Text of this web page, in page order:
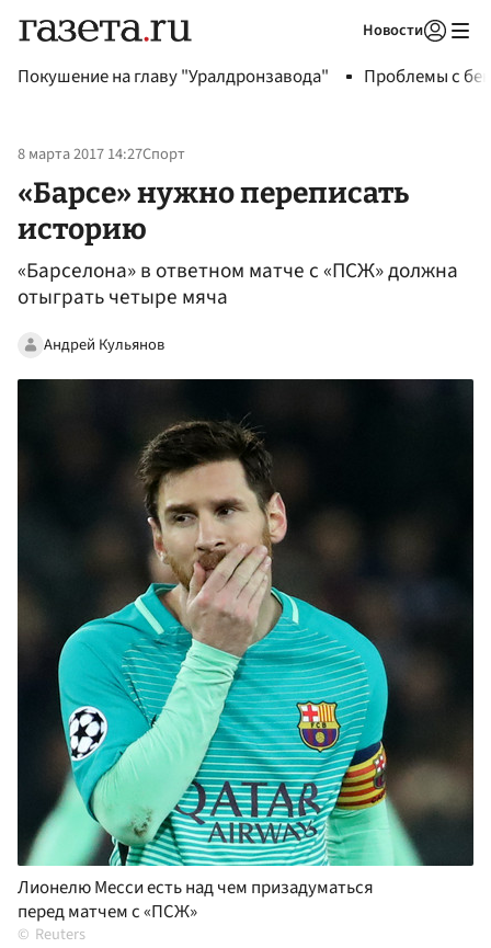
Новости
Покушение на главу "Уралдронзавода" Проблемы с
8 марта 2017 14:27Спорт
«Барсе» нужно переписать
историю
«Барселона» в ответном матче с «ПСЖ» должна
отыграть четыре мяча
Андрей Кульянов
Лионелю Месси есть над чем призадуматься
перед матчем с «ПСЖ»
Reuters